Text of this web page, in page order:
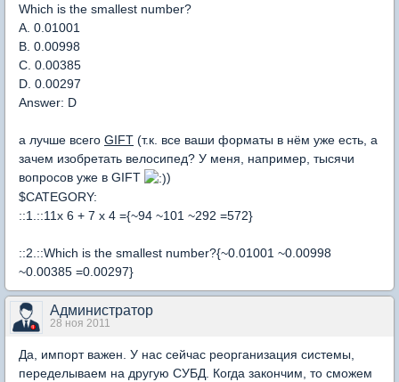
Which is the smallest number?
A. 0.01001
B. 0.00998
C. 0.00385
D. 0.00297
Answer: D
а лучше всего GIFT (т.к. все ваши форматы в нём уже есть, а
зачем изобретать велосипед? У меня, например, тысячи
вопросов уже в GIFT
)
$CATEGORY:
::1.::11x 6 + 7 x 4 ={~94 ~101 ~292 =572}
::2.::Which is the smallest number?{~0.01001 ~0.00998
~0.00385 =0.00297}
Администратор
28 ноя 2011
Да, импорт важен. У нас сейчас реорганизация системы,
переделываем на другую СУБД. Когда закончим, то сможем